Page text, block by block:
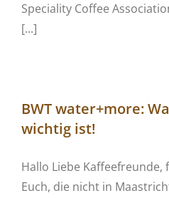
Speciality Coffee
[...]
BWT water+more:
wichtig ist!
Hallo Liebe
Euch, die nicht in